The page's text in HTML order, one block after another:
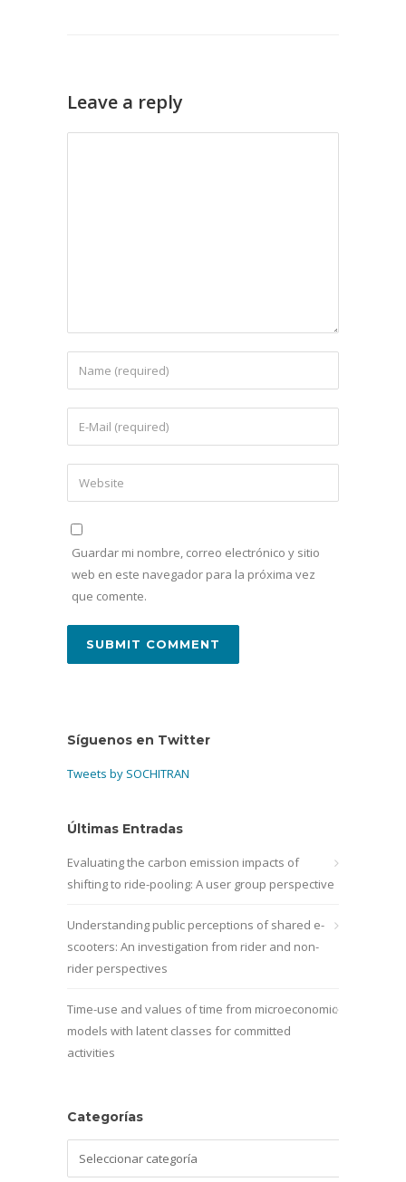
Leave a reply
Guardar mi nombre, correo electrónico y sitio
web en este navegador para la próxima vez
que comente.
Síguenos en Twitter
Tweets by SOCHITRAN
Últimas Entradas
Evaluating the carbon emission impacts of
shifting to ride-pooling: A user group perspective
Understanding public perceptions of shared e-
scooters: An investigation from rider and non-
rider perspectives
Time-use and values of time from microeconomic
models with latent classes for committed
activities
Categorías